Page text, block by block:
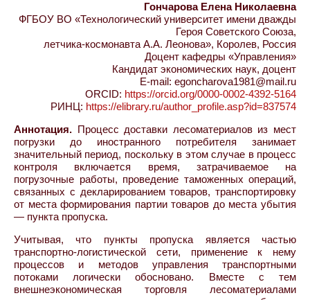
Гончарова Елена Николаевна
ФГБОУ ВО «Технологический университет имени дважды
Героя Советского Союза,
летчика-космонавта А.А. Леонова», Королев, Россия
Доцент кафедры «Управления»
Кандидат экономических наук, доцент
E-mail: egoncharova1981@mail.ru
ORCID: https://orcid.org/0000-0002-4392-5164
РИНЦ: https://elibrary.ru/author_profile.asp?id=837574
Аннотация. Процесс доставки лесоматериалов из мест
погрузки до иностранного потребителя занимает
значительный период, поскольку в этом случае в процесс
контроля включается время, затрачиваемое на
погрузочные работы, проведение таможенных операций,
связанных с декларированием товаров, транспортировку
от места формирования партии товаров до места убытия
— пункта пропуска.
Учитывая, что пункты пропуска является частью
транспортно-логистической сети, применение к нему
процессов и методов управления транспортными
потоками логически обосновано. Вместе с тем
внешнеэкономическая торговля лесоматериалами